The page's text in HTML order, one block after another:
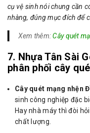
cụ vệ sinh nói chung cần
nhàng, đúng mục đích để
Xem thêm:Cây quét
7. Nhựa Tân Sài
phân phối cây
Cây quét mạng nhện
sinh công nghiệp đặc
Hay nhà máy thì đòi
chất lượng.